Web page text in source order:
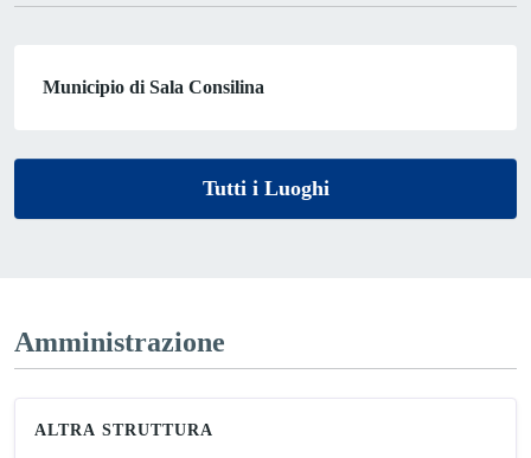
Municipio di Sala Consilina
Tutti i Luoghi
Amministrazione
ALTRA STRUTTURA